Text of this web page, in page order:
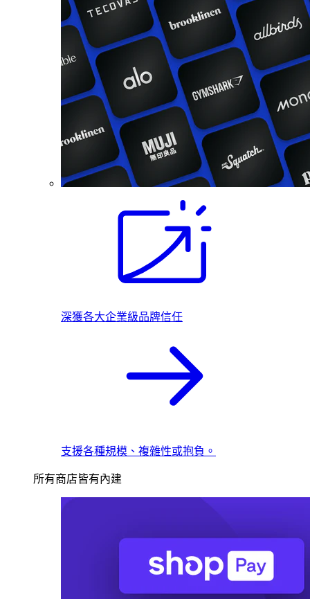
深獲各大企業級品牌信任
支援各種規模、複雜性或抱負。
所有商店皆有內建